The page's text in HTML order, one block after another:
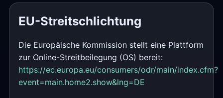
EU-Streitschlichtung
Die Europäische Kommission stellt eine Plattform
zur Online-Streitbeilegung (OS) bereit:
https://ec.europa.eu/consumers/odr/main/index.cfm?
event=main.home2.show&lng=DE